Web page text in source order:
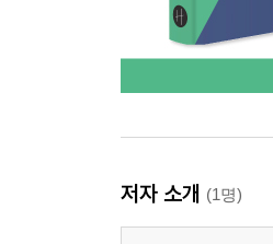
저자 소개 (1명)